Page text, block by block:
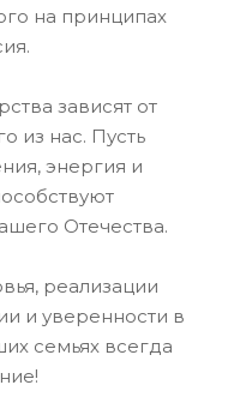
на принципах
зависят от
из нас. Пусть
энергия и
Отечества.
реализации
и уверенности в
семьях всегда